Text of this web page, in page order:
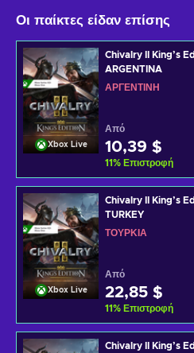
Οι παίκτες είδαν επίσης
Xbox Live
Chivalry II King’s
ARGENTINA
ΑΡΓΕΝΤΊΝΗ
Από
10,39 $
11% Επιστροφή
Xbox Live
Chivalry II King’s
TURKEY
ΤΟΥΡΚΊΑ
Από
22,85 $
11% Επιστροφή
Chivalry II King’s